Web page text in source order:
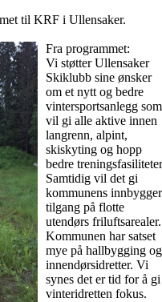
til KRF i Ullensaker.
Fra programmet:
Vi støtter Ullensaker
Skiklubb sine ønsker
om et nytt og bedre
vintersportsanlegg som
vil gi alle aktive innen
langrenn, alpint,
skiskyting og hopp
bedre
Samtidig vil det gi
kommunens
tilgang på flotte
utendørs friluftsarealer.
Kommunen har satset
mye på hallbygging og
innendørsidretter. Vi
synes det er tid for å gi
vinteridretten fokus.